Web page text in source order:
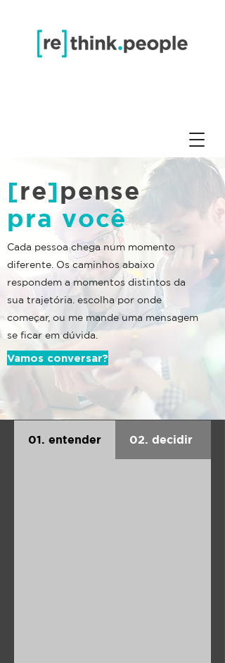
[re]pense
pra você
Cada pessoa chega num momento
diferente. Os caminhos abaixo
respondem a momentos distintos da
sua trajetória. escolha por onde
começar, ou me mande uma mensagem
se ficar em dúvida.
Vamos conversar?
01. entender 02. decidir